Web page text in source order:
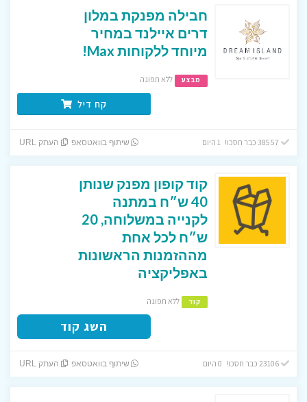
חבילה מפנקת במלון
דרים איילנד במחיר
מיוחד ללקוחות Max!
מבצע ללא תפוגה
קח דיל
שיתוף בוואטסאפ העתק URL
קוד קופון מפנק שנותן
40 ש״ח במתנה
לקנייה במשלוחה, 20
ש״ח לכל אחת
מההזמנות הראשונות
באפליקציה
קוד ללא תפוגה
השג קוד
23106 כבר חסכו! 0 היום שיתוף בוואטסאפ העתק URL